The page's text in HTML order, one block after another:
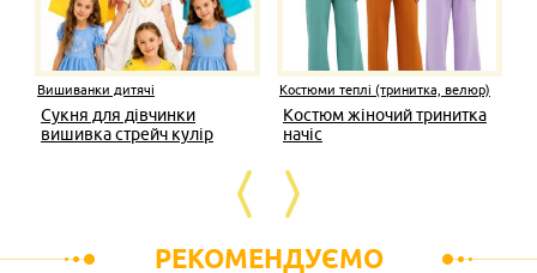
Вишиванки дитячі
Сукня для дівчинки
вишивка стрейч кулір
Костюми теплі (тринитка, велюр)
Костюм жіночий тринитка
начіс
РЕКОМЕНДУЄМО